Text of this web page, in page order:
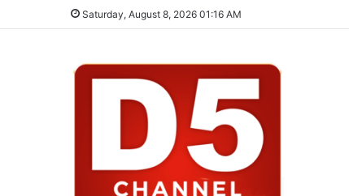
Saturday, August 8, 2026 01:16 AM